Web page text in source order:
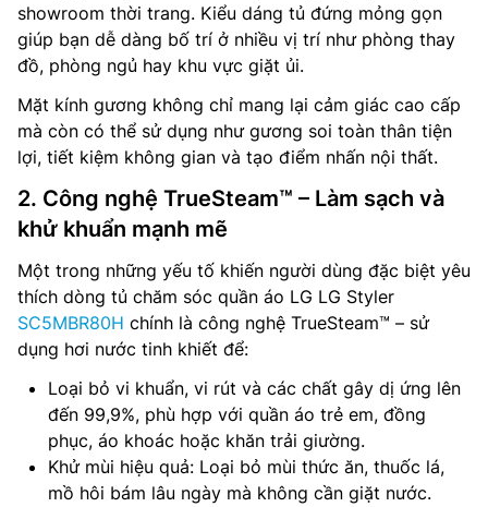
showroom thời trang. Kiểu dáng tủ đứng mỏng gọn
giúp bạn dễ dàng bố trí ở nhiều vị trí như phòng thay
đồ, phòng ngủ hay khu vực giặt ủi.
Mặt kính gương không chỉ mang lại cảm giác cao cấp
mà còn có thể sử dụng như gương soi toàn thân tiện
lợi, tiết kiệm không gian và tạo điểm nhấn nội thất.
2. Công nghệ TrueSteam™ – Làm sạch và
khử khuẩn mạnh mẽ
Một trong những yếu tố khiến người dùng đặc biệt yêu
thích dòng tủ chăm sóc quần áo LG LG Styler
SC5MBR80H chính là công nghệ TrueSteam™ – sử
dụng hơi nước tinh khiết để:
Loại bỏ vi khuẩn, vi rút và các chất gây dị ứng lên
đến 99,9%, phù hợp với quần áo trẻ em, đồng
phục, áo khoác hoặc khăn trải giường.
Khử mùi hiệu quả: Loại bỏ mùi thức ăn, thuốc lá,
mồ hôi bám lâu ngày mà không cần giặt nước.